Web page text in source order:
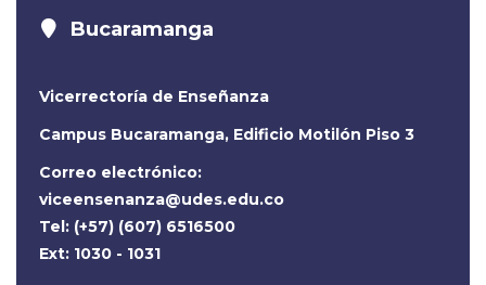
Bucaramanga
Vicerrectoría de Enseñanza
Campus Bucaramanga, Edificio Motilón Piso 3
Correo electrónico:
viceensenanza@udes.edu.co
Tel: (+57) (607) 6516500
Ext: 1030 - 1031